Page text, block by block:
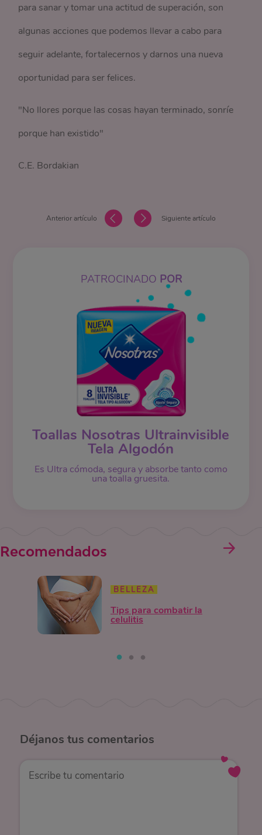
para sanar y tomar una actitud de superación, son
algunas acciones que podemos llevar a cabo para
seguir adelante, fortalecernos y darnos una nueva
oportunidad para ser felices.
"No llores porque las cosas hayan terminado, sonríe
porque han existido"
C.E. Bordakian
Anterior artículo Siguiente artículo
PATROCINADO POR
Toallas Nosotras Ultrainvisible
Tela Algodón
Es Ultra cómoda, segura y absorbe tanto como
una toalla gruesita.
Recomendados
BELLEZA
Tips para combatir la
celulitis
Déjanos tus comentarios